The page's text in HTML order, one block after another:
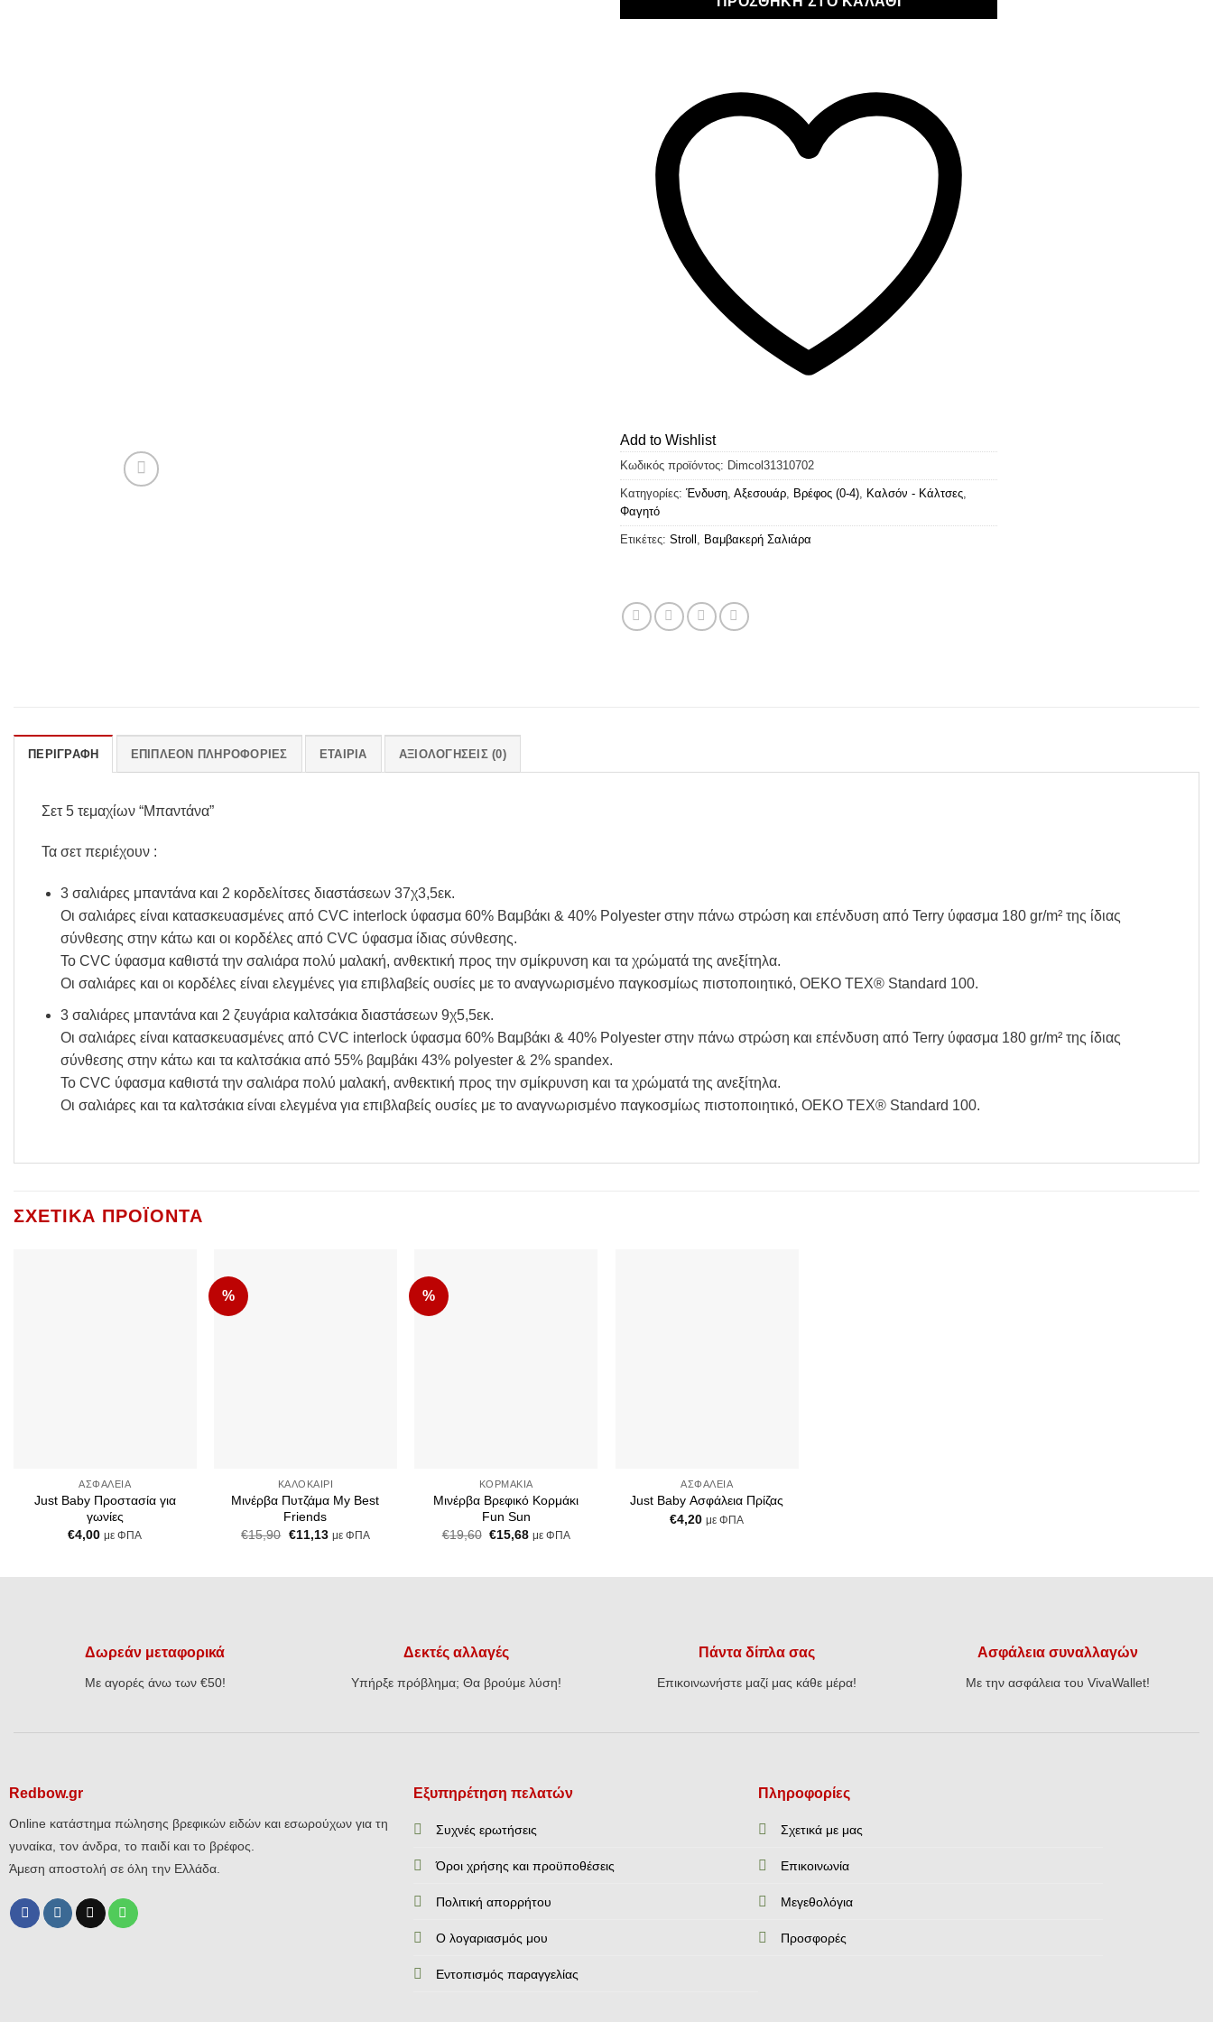
Add to Wishlist
Κωδικός προϊόντος: Dimcol31310702
Κατηγορίες: Ένδυση Αξεσουάρ Βρέφος (0-4) Καλσόν - Κάλτσες
Φαγητό
Ετικέτες: Stroll Βαμβακερή Σαλιάρα
ΠΕΡΙΓΡΑΦΉ ΕΠΙΠΛΈΟΝ ΠΛΗΡΟΦΟΡΊΕΣ ΕΤΑΙΡΊΑ ΑΞΙΟΛΟΓΉΣΕΙΣ (0)
Σετ 5 τεμαχίων “Μπαντάνα”
Τα σετ περιέχουν :
3 σαλιάρες μπαντάνα και 2 κορδελίτσες διαστάσεων 37χ3,5εκ.
Οι σαλιάρες είναι κατασκευασμένες από CVC interlock ύφασμα 60% Βαμβάκι & 40% Polyester στην πάνω στρώση και επένδυση από Terry ύφασμα 180 gr/m² της ίδιας
σύνθεσης στην κάτω και οι κορδέλες από CVC ύφασμα ίδιας σύνθεσης.
Το CVC ύφασμα καθιστά την σαλιάρα πολύ μαλακή, ανθεκτική προς την σμίκρυνση και τα χρώματά της ανεξίτηλα.
Οι σαλιάρες και οι κορδέλες είναι ελεγμένες για επιβλαβείς ουσίες με το αναγνωρισμένο παγκοσμίως πιστοποιητικό, OEKO TEX® Standard 100.
3 σαλιάρες μπαντάνα και 2 ζευγάρια καλτσάκια διαστάσεων 9χ5,5εκ.
Οι σαλιάρες είναι κατασκευασμένες από CVC interlock ύφασμα 60% Βαμβάκι & 40% Polyester στην πάνω στρώση και επένδυση από Terry ύφασμα 180 gr/m² της ίδιας
σύνθεσης στην κάτω και τα καλτσάκια από 55% βαμβάκι 43% polyester & 2% spandex.
Το CVC ύφασμα καθιστά την σαλιάρα πολύ μαλακή, ανθεκτική προς την σμίκρυνση και τα χρώματά της ανεξίτηλα.
Οι σαλιάρες και τα καλτσάκια είναι ελεγμένα για επιβλαβείς ουσίες με το αναγνωρισμένο παγκοσμίως πιστοποιητικό, OEKO TEX® Standard 100.
ΣΧΕΤΙΚΆ ΠΡΟΪΌΝΤΑ
ΑΣΦΆΛΕΙΑ
Just Baby Προστασία για
γωνίες
€4,00 με ΦΠΑ
%
ΚΑΛΟΚΑΊΡΙ
Μινέρβα Πυτζάμα My Best
Friends
€15,90 Original
€11,13Ημε ΦΠΑ
%
ΚΟΡΜΆΚΙΑ
Μινέρβα Βρεφικό Κορμάκι
Fun Sun
€19,60 Original
€15,68Ημε ΦΠΑ
ΑΣΦΆΛΕΙΑ
Just Baby Ασφάλεια Πρίζας
€4,20 με ΦΠΑ
Δωρεάν μεταφορικά
Με αγορές άνω των €50!
Δεκτές αλλαγές
Υπήρξε πρόβλημα; Θα βρούμε λύση!
Πάντα δίπλα σας
Επικοινωνήστε μαζί μας κάθε μέρα!
Ασφάλεια συναλλαγών
Με την ασφάλεια του VivaWallet!
Redbow.gr
Online κατάστημα πώλησης βρεφικών ειδών και εσωρούχων για τη
γυναίκα, τον άνδρα, το παιδί και το βρέφος.
Άμεση αποστολή σε όλη την Ελλάδα.
Εξυπηρέτηση πελατών
Συχνές ερωτήσεις
Όροι χρήσης και προϋποθέσεις
Πολιτική απορρήτου
Ο λογαριασμός μου
Εντοπισμός παραγγελίας
Πληροφορίες
Σχετικά με μας
Επικοινωνία
Mεγεθολόγια
Προσφορές